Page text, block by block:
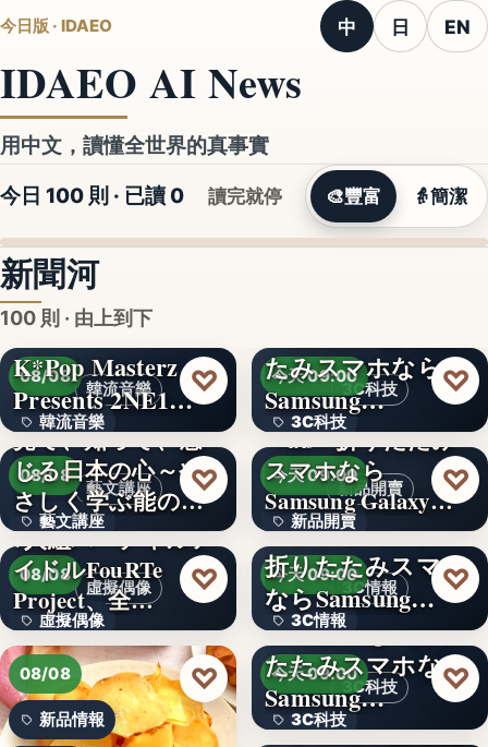
今日版 · IDAEO 中 日 EN
IDAEO AI News
用中文，讀懂全世界的真事實
今日 100 則 · 已讀 0 讀完就停 🎨豐富 👵簡潔
新聞河
100 則 · 由上到下
韓流音樂
08/08
韓流音樂
文字
K*Pop Masterz
Presents 2NE1…
♡
藝文講座
08/08
藝文講座
1,000円
見て、知って、感
じる日本の心～や
さしく学ぶ能の世
界へ
♡
虛擬偶像
08/08
虛擬偶像
10
7人組バーチャルア
イドルFouRTe
Project、全…
♡
08/08
新品情報
♡
3C科技
今天 09:00
3C科技
文字
たみスマホなら
Samsung…
♡
新品開賣
今天 09:00
新品開賣
4.1
＜au＞折りたたみ
スマホなら
Samsung Galaxy…
♡
3C情報
今天 09:00
3C情報
文字
＜ソフトバンク＞
折りたたみスマホ
ならSamsung…
♡
3C科技
今天 09:00
3C科技
＜Samsung＞折り
たたみスマホなら
Samsung…
♡
＜ドコモ＞折りた